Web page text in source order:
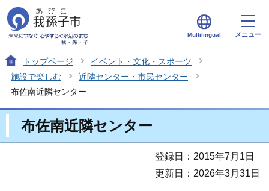
Multilingual メニュー
トップページ
イベント・文化・スポーツ
施設で楽しむ
近隣センター・市民センター
布佐南近隣センター
布佐南近隣センター
登録日：2015年7月1日
更新日：2026年3月31日